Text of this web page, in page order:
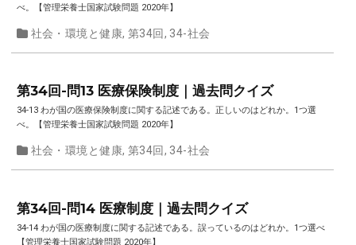
べ。【管理栄養士国家試験問題 2020年】
社会・環境と健康, 第34回, 34-社会
第34回-問13 医療保険制度｜過去問クイズ
34-13 わが国の医療保険制度に関する記述である。正しいのはどれか。1つ選
べ。【管理栄養士国家試験問題 2020年】
社会・環境と健康, 第34回, 34-社会
第34回-問14 医療制度｜過去問クイズ
34-14 わが国の医療制度に関する記述である。誤っているのはどれか。1つ選べ
【管理栄養士国家試験問題 2020年】